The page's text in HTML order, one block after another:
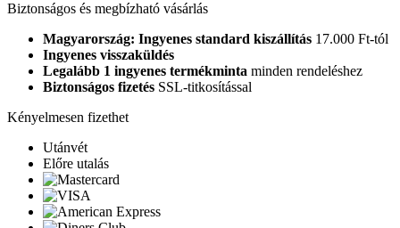
Biztonságos és megbízható vásárlás
Magyarország: Ingyenes standard kiszállítás 17.000 Ft-tól
Ingyenes visszaküldés
Legalább 1 ingyenes termékminta minden rendeléshez
Biztonságos fizetés SSL-titkosítással
Kényelmesen fizethet
Utánvét
Előre utalás